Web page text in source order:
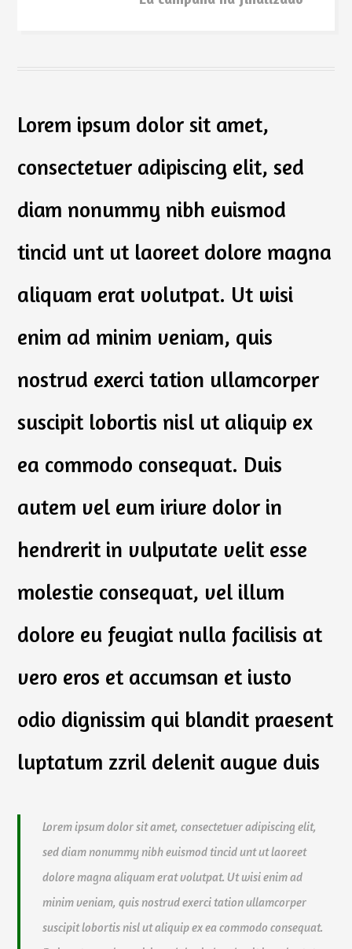
Lorem ipsum dolor sit amet,
consectetuer adipiscing elit, sed
diam nonummy nibh euismod
tincid unt ut laoreet dolore magna
aliquam erat volutpat. Ut wisi
enim ad minim veniam, quis
nostrud exerci tation ullamcorper
suscipit lobortis nisl ut aliquip ex
ea commodo consequat. Duis
autem vel eum iriure dolor in
hendrerit in vulputate velit esse
molestie consequat, vel illum
dolore eu feugiat nulla facilisis at
vero eros et accumsan et iusto
odio dignissim qui blandit praesent
luptatum zzril delenit augue duis
Lorem ipsum dolor sit amet, consectetuer adipiscing elit,
sed diam nonummy nibh euismod tincid unt ut laoreet
dolore magna aliquam erat volutpat. Ut wisi enim ad
minim veniam, quis nostrud exerci tation ullamcorper
suscipit lobortis nisl ut aliquip ex ea commodo consequat.